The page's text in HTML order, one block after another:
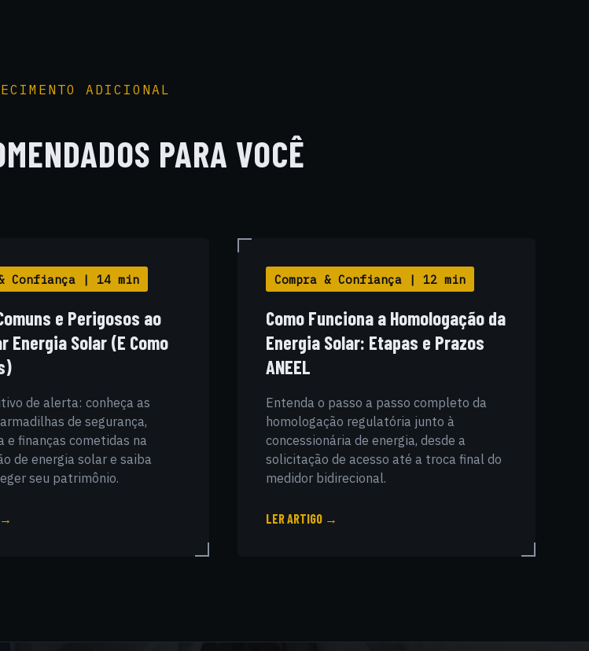
ADICIONAL
PARA VOCÊ
& Confiança | 14 min
e Perigosos ao
Energia Solar (E Como
de alerta: conheça as
de segurança,
e finanças cometidas na
de energia solar e saiba
seu patrimônio.
→
Compra & Confiança | 12 min
Como Funciona a Homologação da
Energia Solar: Etapas e Prazos
ANEEL
Entenda o passo a passo completo da
homologação regulatória junto à
concessionária de energia, desde a
solicitação de acesso até a troca final do
medidor bidirecional.
LER ARTIGO →